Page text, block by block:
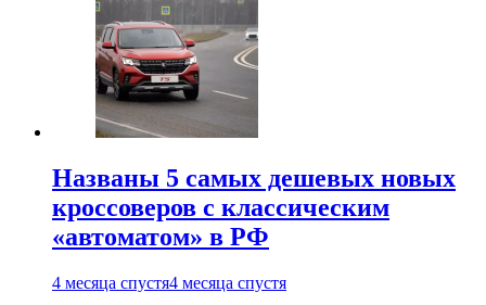
Названы 5 самых дешевых новых
кроссоверов с классическим
«автоматом» в РФ
4 месяца спустя4 месяца спустя